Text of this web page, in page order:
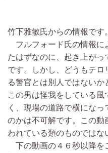
竹下雅敏氏からの情報です。
フルフォード氏の情報に
たはずなのに、起き上がっ
です。しかし、どうもテ
る警官とは別人ではないか
この男は怪我をしている
く、現場の道路で横にな
のかは不可解です。この動
われている類のものではな
下の動画の４６秒以降を